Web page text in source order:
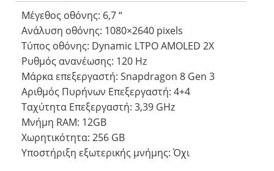
Μέγεθος οθόνης: 6,7 “
Ανάλυση οθόνης: 1080×2640 pixels
Τύπος οθόνης: Dynamic LTPO AMOLED 2X
Ρυθμός ανανέωσης: 120 Hz
Μάρκα επεξεργαστή: Snapdragon 8 Gen 3
Αριθμός Πυρήνων Eπεξεργαστή: 4+4
Ταχύτητα Επεξεργαστή: 3,39 GHz
Μνήμη RAM: 12GB
Χωρητικότητα: 256 GB
Υποστήριξη εξωτερικής μνήμης: Όχι